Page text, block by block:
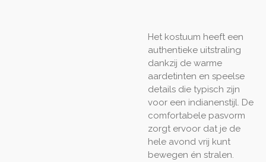
Het kostuum heeft een
authentieke uitstraling
dankzij de warme
aardetinten en speelse
details die typisch zijn
voor een indianenstijl. De
comfortabele pasvorm
zorgt ervoor dat je de
hele avond vrij kunt
bewegen én stralen.